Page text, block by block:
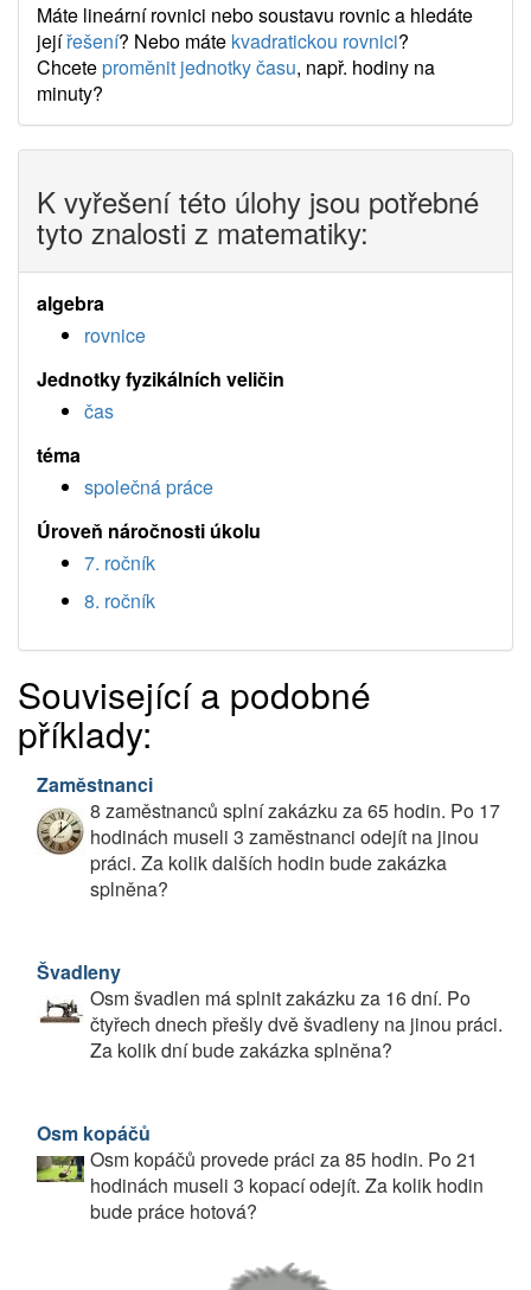
Máte lineární rovnici nebo soustavu rovnic a hledáte
jejířešení? Nebo máte kvadratickou rovnici?
Chceteproměnit jednotky času, např. hodiny na
minuty?
K vyřešení této úlohy jsou potřebné
tyto znalosti z matematiky:
algebra
rovnice
Jednotky fyzikálních veličin
čas
téma
společná práce
Úroveň náročnosti úkolu
7. ročník
8. ročník
Související a podobné
příklady:
Zaměstnanci
8 zaměstnanců splní zakázku za 65 hodin. Po 17
hodinách museli 3 zaměstnanci odejít na jinou
práci. Za kolik dalších hodin bude zakázka
splněna?
Švadleny
Osm švadlen má splnit zakázku za 16 dní. Po
čtyřech dnech přešly dvě švadleny na jinou práci.
Za kolik dní bude zakázka splněna?
Osm kopáčů
Osm kopáčů provede práci za 85 hodin. Po 21
hodinách museli 3 kopací odejít. Za kolik hodin
bude práce hotová?